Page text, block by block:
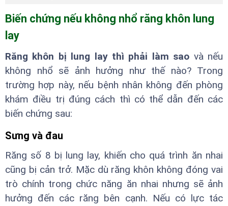
Biến chứng nếu không nhổ răng khôn lung
lay
Răng khôn bị lung lay thì phải làm sao và nếu
không nhổ sẽ ảnh hưởng như thế nào? Trong
trường hợp này, nếu bệnh nhân không đến phòng
khám điều trị đúng cách thì có thể dẫn đến các
biến chứng sau:
Sưng và đau
Răng số 8 bị lung lay, khiến cho quá trình ăn nhai
cũng bị cản trở. Mặc dù răng khôn không đóng vai
trò chính trong chức năng ăn nhai nhưng sẽ ảnh
hưởng đến các răng bên cạnh. Nếu có lực tác